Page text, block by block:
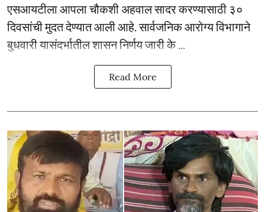
एसआयटीला आपला चौकशी अहवाल सादर करण्यासाठी ३०
दिवसांची मुदत देण्यात आली आहे. सार्वजनिक आरोग्य विभागाने
बुधवारी यासंदर्भातील शासन निर्णय जारी के ...
Read More